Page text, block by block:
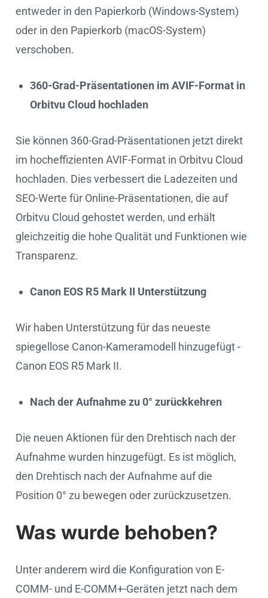
entweder in den Papierkorb (Windows-System)
oder in den Papierkorb (macOS-System)
verschoben.
360-Grad-Präsentationen im AVIF-Format in
Orbitvu Cloud hochladen
Sie können 360-Grad-Präsentationen jetzt direkt
im hocheffizienten AVIF-Format in Orbitvu Cloud
hochladen. Dies verbessert die Ladezeiten und
SEO-Werte für Online-Präsentationen, die auf
Orbitvu Cloud gehostet werden, und erhält
gleichzeitig die hohe Qualität und Funktionen wie
Transparenz.
Canon EOS R5 Mark II Unterstützung
Wir haben Unterstützung für das neueste
spiegellose Canon-Kameramodell hinzugefügt -
Canon EOS R5 Mark II.
Nach der Aufnahme zu 0° zurückkehren
Die neuen Aktionen für den Drehtisch nach der
Aufnahme wurden hinzugefügt. Es ist möglich,
den Drehtisch nach der Aufnahme auf die
Position 0° zu bewegen oder zurückzusetzen.
Was wurde behoben?
Unter anderem wird die Konfiguration von E-
COMM- und E-COMM+-Geräten jetzt nach dem